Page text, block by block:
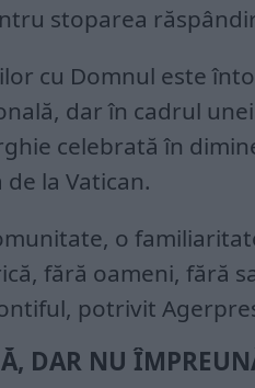
stoparea
cu Domnul este
dar în cadrul
celebrată în
la Vatican.
o
fără oameni, fără
potrivit
DAR NU